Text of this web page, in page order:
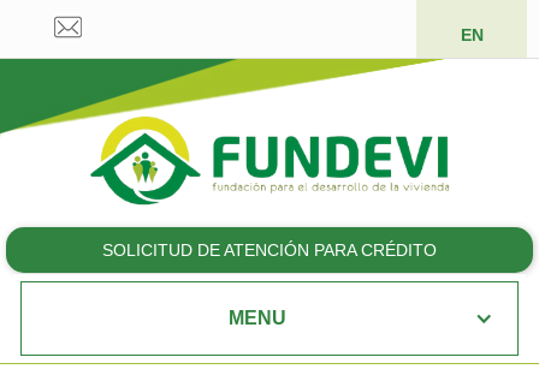
EN
SOLICITUD DE ATENCIÓN PARA CRÉDITO
MENU